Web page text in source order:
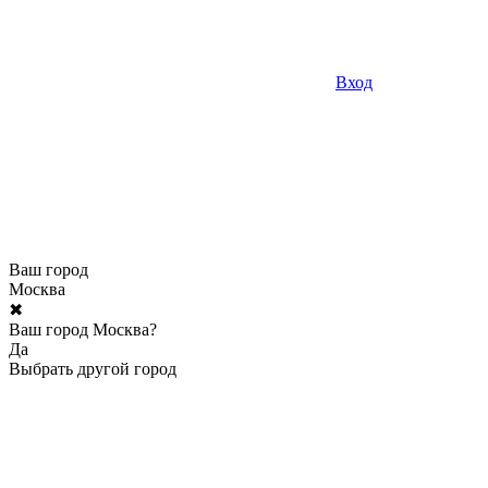
Вход
Ваш город
Москва
✖
Ваш город Москва?
Да
Выбрать другой город